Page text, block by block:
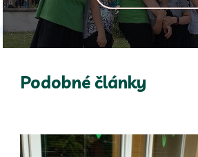
Podobné články